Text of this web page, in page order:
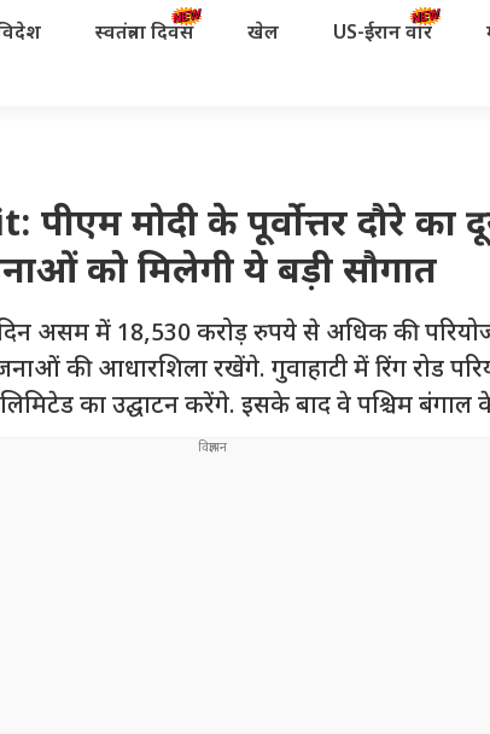
स्वतंत्रता दिवस खेल US-ईरान वॉर
मोदी के पूर्वोत्तर दौरे का
को मिलेगी ये बड़ी सौगात
दूसरे दिन असम में 18,530 करोड़ रुपये से अधिक की
की आधारशिला रखेंगे. गुवाहाटी में रिंग रोड
का उद्घाटन करेंगे. इसके बाद वे पश्चिम बंगाल